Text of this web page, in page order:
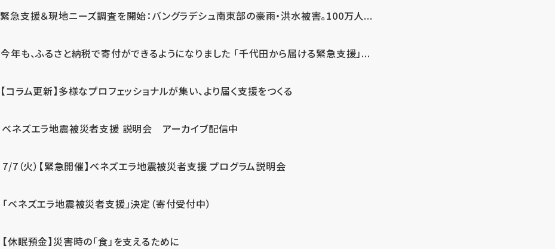
緊急支援＆現地ニーズ調査を開始：バングラデシュ南東部の豪雨・洪水被害。100万人...
今年も、ふるさと納税で寄付ができるようになりました 「千代田から届ける緊急支援」...
【コラム更新】多様なプロフェッショナルが集い、より届く支援をつくる
ベネズエラ地震被災者支援 説明会 アーカイブ配信中
7/7（火）【緊急開催】ベネズエラ地震被災者支援 プログラム説明会
「ベネズエラ地震被災者支援」決定（寄付受付中）
【休眠預金】災害時の「食」を支えるために